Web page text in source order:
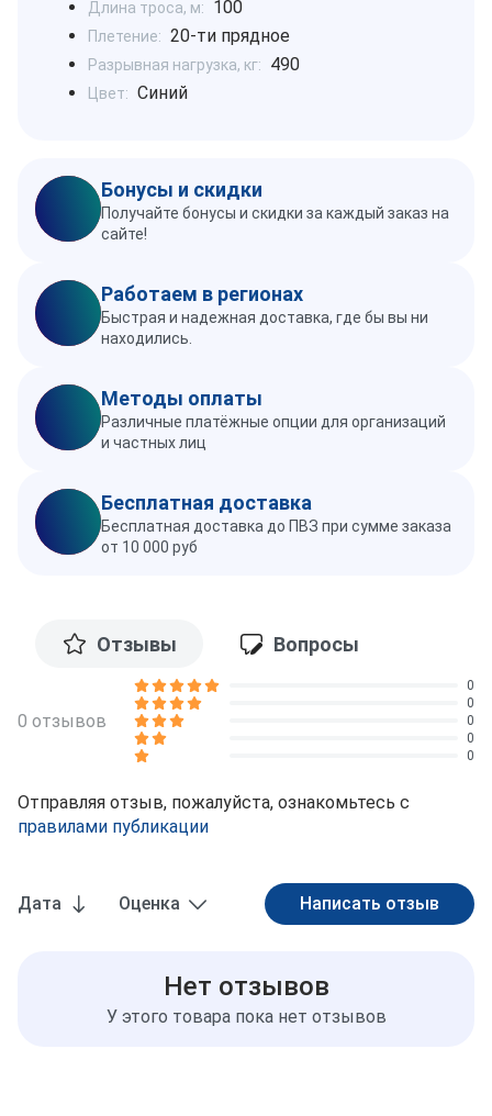
Длина троса, м: 100
Плетение: 20-ти прядное
Разрывная нагрузка, кг: 490
Цвет: Синий
Бонусы и скидки
Получайте бонусы и скидки за каждый заказ на
сайте!
Работаем в регионах
Быстрая и надежная доставка, где бы вы ни
находились.
Методы оплаты
Различные платёжные опции для организаций
и частных лиц
Бесплатная доставка
Бесплатная доставка до ПВЗ при сумме заказа
от 10 000 руб
Отзывы Вопросы
Дата Оценка
Нет отзывов
У этого товара пока нет отзывов
0 отзывов
0
0
0
0
0
Отправляя отзыв, пожалуйста, ознакомьтесь с
правилами публикации